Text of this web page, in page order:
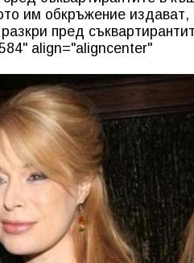
им обкръжение издават,
пред
align="aligncenter"